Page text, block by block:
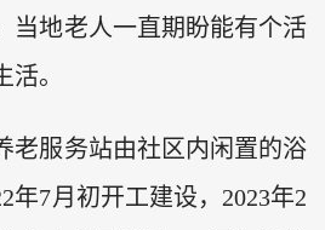
当地老人一直期盼能有个活
。
老服务站由社区内闲置的浴
年7月初开工建设，2023年2